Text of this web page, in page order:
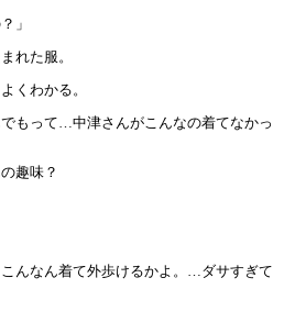
」
れた服。
くわかる。
もって…中津さんがこんなの着てなかっ
趣味？
んなん着て外歩けるかよ。…ダサすぎて